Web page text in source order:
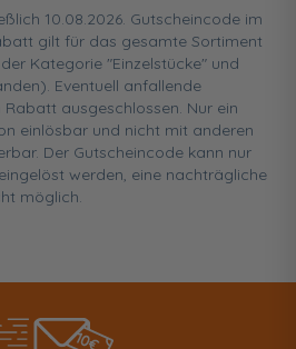
10.08.2026. Gutscheincode im
gilt für das gesamte Sortiment
Kategorie "Einzelstücke" und
Eventuell anfallende
ausgeschlossen. Nur ein
einlösbar und nicht mit anderen
Der Gutscheincode kann nur
werden, eine nachträgliche
möglich.